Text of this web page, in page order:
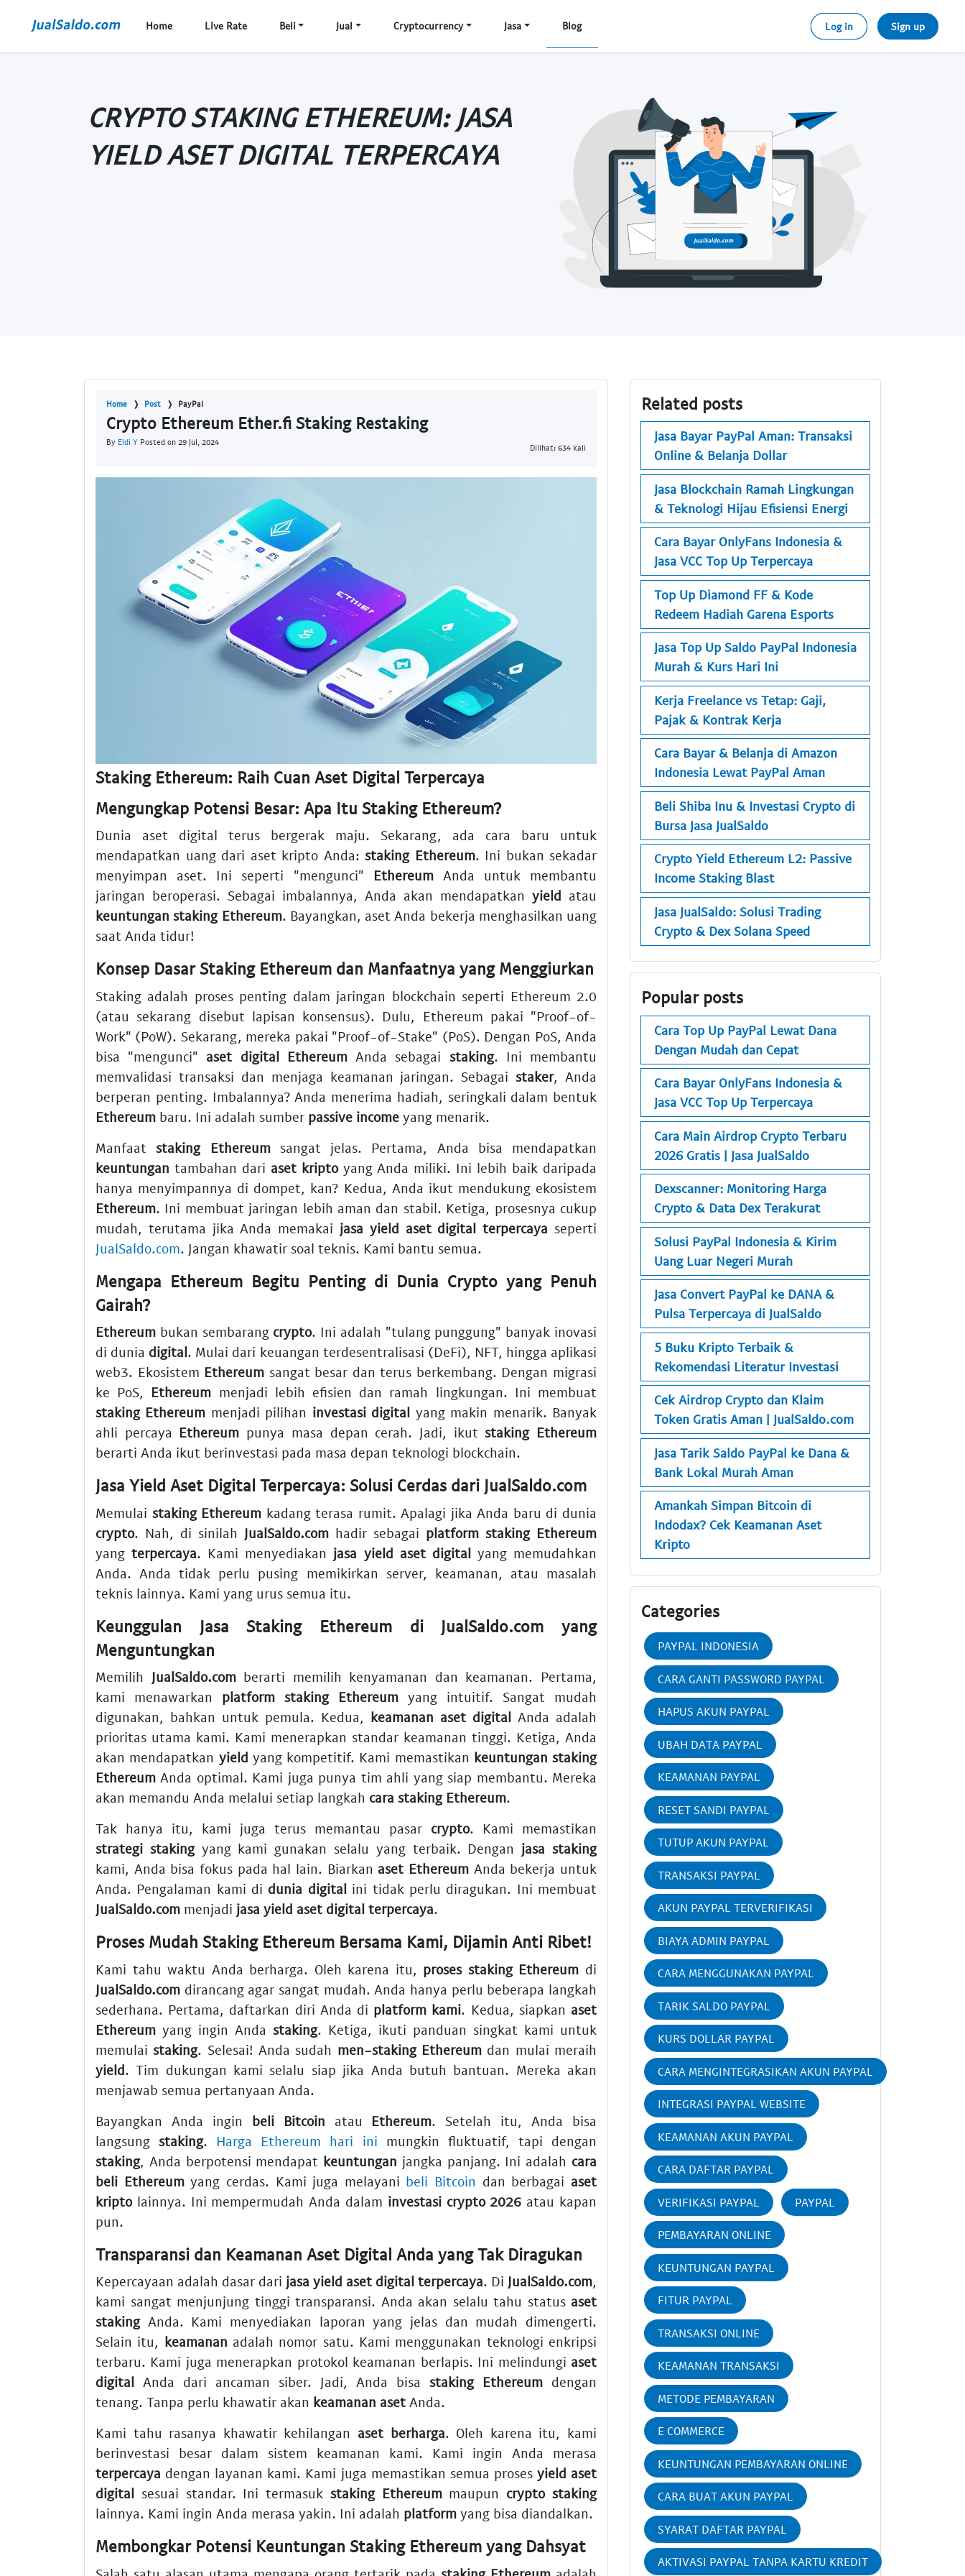
Home Live Rate Beli Jual Cryptocurrency Jasa Blog Log in Sign up
CRYPTO STAKING ETHEREUM: JASA
YIELD ASET DIGITAL TERPERCAYA
Home Post PayPal
Crypto Ethereum Ether.fi Staking Restaking
By Eldi Y Posted on 29 Jul, 2024
Dilihat: 634 kali
Staking Ethereum: Raih Cuan Aset Digital Terpercaya
Mengungkap Potensi Besar: Apa Itu Staking Ethereum?
Dunia aset digital terus bergerak maju. Sekarang, ada cara baru untuk
mendapatkan uang dari aset kripto Anda: staking Ethereum. Ini bukan sekadar
menyimpan aset. Ini seperti "mengunci"
EthereumAnda untuk membantu
jaringan beroperasi. Sebagai imbalannya, Anda akan mendapatkan yield atau
keuntungan staking Ethereum. Bayangkan, aset Anda bekerja menghasilkan uang
saat Anda tidur!
Konsep Dasar Staking Ethereum dan Manfaatnya yang Menggiurkan
Staking adalah proses penting dalam jaringan blockchain seperti Ethereum 2.0
(atau sekarang disebut lapisan konsensus). Dulu, Ethereum pakai "Proof-of-
Work" (PoW). Sekarang, mereka pakai "Proof-of-Stake" (PoS). Dengan PoS, Anda
bisa "mengunci" aset digital EthereumAnda sebagai staking. Ini membantu
memvalidasi transaksi dan menjaga keamanan jaringan. Sebagaistaker, Anda
berperan penting. Imbalannya? Anda menerima hadiah, seringkali dalam bentuk
Ethereum baru. Ini adalah sumber passive income yang menarik.
Manfaatstaking Ethereumsangat jelas. Pertama, Anda bisa mendapatkan
keuntungan tambahan dari aset kriptoyang Anda miliki. Ini lebih baik daripada
hanya menyimpannya di dompet, kan? Kedua, Anda ikut mendukung ekosistem
Ethereum. Ini membuat jaringan lebih aman dan stabil. Ketiga, prosesnya cukup
mudah, terutama jika Anda memakai jasa yield aset digital terpercaya seperti
JualSaldo.com. Jangan khawatir soal teknis. Kami bantu semua.
Mengapa Ethereum Begitu Penting di Dunia Crypto yang Penuh
Gairah?
Ethereum bukan sembarang crypto. Ini adalah "tulang punggung" banyak inovasi
di dunia digital. Mulai dari keuangan terdesentralisasi (DeFi), NFT, hingga aplikasi
web3. Ekosistem Ethereum sangat besar dan terus berkembang. Dengan migrasi
ke PoS, Ethereum menjadi lebih efisien dan ramah lingkungan. Ini membuat
staking Ethereum menjadi pilihan investasi digital yang makin menarik. Banyak
ahli percaya Ethereum punya masa depan cerah. Jadi, ikutstaking Ethereum
berarti Anda ikut berinvestasi pada masa depan teknologi blockchain.
Jasa Yield Aset Digital Terpercaya: Solusi Cerdas dari JualSaldo.com
Memulai staking Ethereum kadang terasa rumit. Apalagi jika Anda baru di dunia
crypto. Nah, di sinilah JualSaldo.com hadir sebagai platform staking Ethereum
yangterpercaya. Kami menyediakan jasa yield aset digitalyang memudahkan
Anda. Anda tidak perlu pusing memikirkan server, keamanan, atau masalah
teknis lainnya. Kami yang urus semua itu.
Keunggulan Jasa Staking Ethereum di JualSaldo.com yang
Menguntungkan
Memilih JualSaldo.comberarti memilih kenyamanan dan keamanan. Pertama,
kami menawarkan platform staking Ethereum yang intuitif. Sangat mudah
digunakan, bahkan untuk pemula. Kedua, keamanan aset digital Anda adalah
prioritas utama kami. Kami menerapkan standar keamanan tinggi. Ketiga, Anda
akan mendapatkan yield yang kompetitif. Kami memastikan keuntungan staking
Ethereum Anda optimal. Kami juga punya tim ahli yang siap membantu. Mereka
akan memandu Anda melalui setiap langkah cara staking Ethereum.
Tak hanya itu, kami juga terus memantau pasar crypto. Kami memastikan
strategi stakingyang kami gunakan selalu yang terbaik. Dengan jasa staking
kami, Anda bisa fokus pada hal lain. Biarkan aset Ethereum Anda bekerja untuk
Anda. Pengalaman kami di dunia digitalini tidak perlu diragukan. Ini membuat
JualSaldo.com menjadi jasa yield aset digital terpercaya.
Proses Mudah Staking Ethereum Bersama Kami, Dijamin Anti Ribet!
Kami tahu waktu Anda berharga. Oleh karena itu, proses staking Ethereum di
JualSaldo.com dirancang agar sangat mudah. Anda hanya perlu beberapa langkah
sederhana. Pertama, daftarkan diri Anda di platform kami. Kedua, siapkan aset
Ethereum yang ingin Anda staking. Ketiga, ikuti panduan singkat kami untuk
memulaistaking. Selesai! Anda sudah men-staking Ethereum dan mulai meraih
yield. Tim dukungan kami selalu siap jika Anda butuh bantuan. Mereka akan
menjawab semua pertanyaan Anda.
Bayangkan Anda ingin beli Bitcoin atau Ethereum. Setelah itu, Anda bisa
langsungstaking. Harga Ethereum hari ini mungkin fluktuatif, tapi dengan
staking, Anda berpotensi mendapat keuntungan jangka panjang. Ini adalah cara
beli Ethereumyang cerdas. Kami juga melayani beli Bitcoin dan berbagai aset
kriptolainnya. Ini mempermudah Anda dalam investasi crypto 2026 atau kapan
pun.
Transparansi dan Keamanan Aset Digital Anda yang Tak Diragukan
Kepercayaan adalah dasar dari jasa yield aset digital terpercaya. Di JualSaldo.com,
kami sangat menjunjung tinggi transparansi. Anda akan selalu tahu status aset
stakingAnda. Kami menyediakan laporan yang jelas dan mudah dimengerti.
Selain itu, keamanan adalah nomor satu. Kami menggunakan teknologi enkripsi
terbaru. Kami juga menerapkan protokol keamanan berlapis. Ini melindungi aset
digital Anda dari ancaman siber. Jadi, Anda bisa staking Ethereum dengan
tenang. Tanpa perlu khawatir akan keamanan aset Anda.
Kami tahu rasanya khawatir kehilangan aset berharga. Oleh karena itu, kami
berinvestasi besar dalam sistem keamanan kami. Kami ingin Anda merasa
terpercaya dengan layanan kami. Kami juga memastikan semua proses yield aset
digital sesuai standar. Ini termasuk staking Ethereummaupun crypto staking
lainnya. Kami ingin Anda merasa yakin. Ini adalah platform yang bisa diandalkan.
Membongkar Potensi Keuntungan Staking Ethereum yang Dahsyat
Related posts
Jasa Bayar PayPal Aman: Transaksi
Online & Belanja Dollar
Jasa Blockchain Ramah Lingkungan
& Teknologi Hijau Efisiensi Energi
Cara Bayar OnlyFans Indonesia &
Jasa VCC Top Up Terpercaya
Top Up Diamond FF & Kode
Redeem Hadiah Garena Esports
Jasa Top Up Saldo PayPal Indonesia
Murah & Kurs Hari Ini
Kerja Freelance vs Tetap: Gaji,
Pajak & Kontrak Kerja
Cara Bayar & Belanja di Amazon
Indonesia Lewat PayPal Aman
Beli Shiba Inu & Investasi Crypto di
Bursa Jasa JualSaldo
Crypto Yield Ethereum L2: Passive
Income Staking Blast
Jasa JualSaldo: Solusi Trading
Crypto & Dex Solana Speed
Popular posts
Cara Top Up PayPal Lewat Dana
Dengan Mudah dan Cepat
Cara Bayar OnlyFans Indonesia &
Jasa VCC Top Up Terpercaya
Cara Main Airdrop Crypto Terbaru
2026 Gratis | Jasa JualSaldo
Dexscanner: Monitoring Harga
Crypto & Data Dex Terakurat
Solusi PayPal Indonesia & Kirim
Uang Luar Negeri Murah
Jasa Convert PayPal ke DANA &
Pulsa Terpercaya di JualSaldo
5 Buku Kripto Terbaik &
Rekomendasi Literatur Investasi
Cek Airdrop Crypto dan Klaim
Token Gratis Aman | JualSaldo.com
Jasa Tarik Saldo PayPal ke Dana &
Bank Lokal Murah Aman
Amankah Simpan Bitcoin di
Indodax? Cek Keamanan Aset
Kripto
Categories
PAYPAL INDONESIA
CARA GANTI PASSWORD PAYPAL
HAPUS AKUN PAYPAL
UBAH DATA PAYPAL
KEAMANAN PAYPAL
RESET SANDI PAYPAL
TUTUP AKUN PAYPAL
TRANSAKSI PAYPAL
AKUN PAYPAL TERVERIFIKASI
BIAYA ADMIN PAYPAL
CARA MENGGUNAKAN PAYPAL
TARIK SALDO PAYPAL
KURS DOLLAR PAYPAL
CARA MENGINTEGRASIKAN AKUN PAYPAL
INTEGRASI PAYPAL WEBSITE
KEAMANAN AKUN PAYPAL
CARA DAFTAR PAYPAL
VERIFIKASI PAYPAL PAYPAL
PEMBAYARAN ONLINE
KEUNTUNGAN PAYPAL
FITUR PAYPAL
TRANSAKSI ONLINE
KEAMANAN TRANSAKSI
METODE PEMBAYARAN
E COMMERCE
KEUNTUNGAN PEMBAYARAN ONLINE
CARA BUAT AKUN PAYPAL
SYARAT DAFTAR PAYPAL
AKTIVASI PAYPAL TANPA KARTU KREDIT